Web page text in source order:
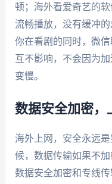
顿；海外看爱奇艺的
流畅播放，没有缓冲
你在看剧的同时，微信
互不影响，不会因为
变慢。
数据安全加密，
海外上网，安全永远
候，数据传输如果不
数据安全加密和专线